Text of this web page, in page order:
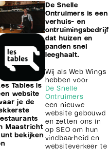
Tables is
website
je de
Maastricht
bekijken
De Snelle
Ontruimers is een
verhuis- en
ontruimingsbedrijf
dat huizen en
panden snel
leeghaalt.
Wij als Web Wings
hebben voor
De Snelle
Ontruimers
een nieuwe
website gebouwd
en zetten ons in
op SEO om hun
vindbaarheid en
websiteverkeer te